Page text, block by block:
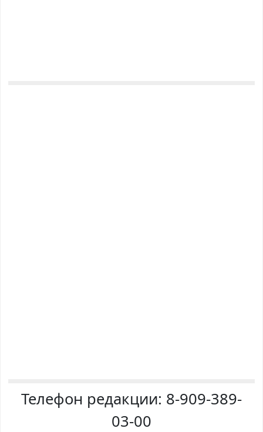
Телефон редакции: 8-909-389-
03-00